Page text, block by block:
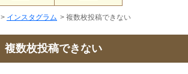
> インスタグラム > 複数枚投稿できない
複数枚投稿できない